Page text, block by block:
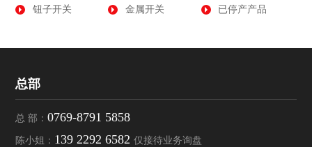
钮子开关
金属开关 已停产产品
总部
总 部：0769-8791 5858
陈小姐： 139 2292 6582 仅接待业务询盘